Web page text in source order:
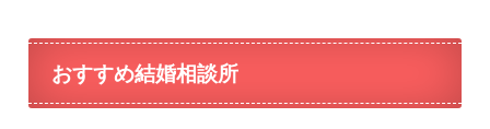
おすすめ結婚相談所